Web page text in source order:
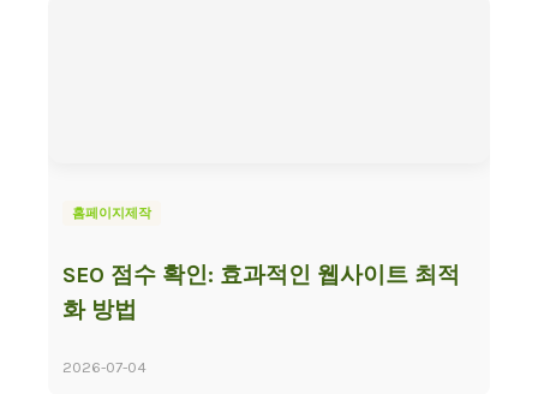
홈페이지제작
SEO 점수 확인: 효과적인 웹사이트 최적
화 방법
2026-07-04